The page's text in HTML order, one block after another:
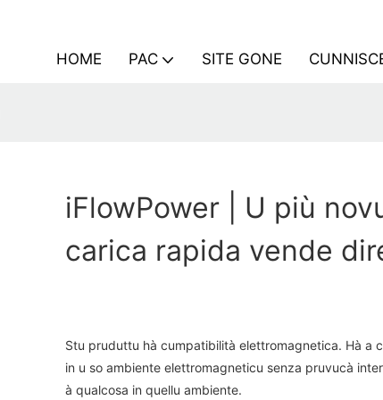
HOME PAC SITE GONE
iFlowPower | U più
carica rapida vende
Stu pruduttu hà cumpatibilità elettromagnetica. Hà a
in u so ambiente elettromagneticu senza pruvucà
à qualcosa in quellu ambiente.